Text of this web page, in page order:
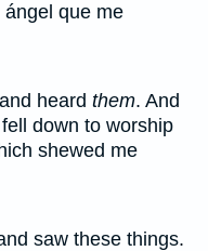
que me
heard them. And
down to worship
shewed me
saw these things.